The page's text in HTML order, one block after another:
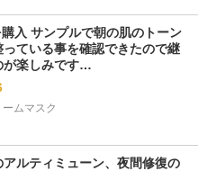
入 サンプルで朝の肌のトーン
ている事を確認できたので継
が楽しみです…
ムマスク
ルティミューン、夜間修復の